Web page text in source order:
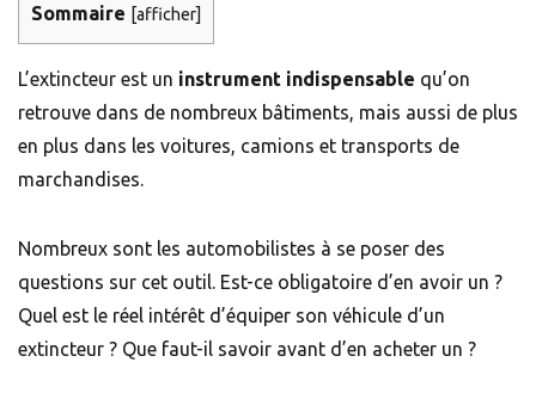
Sommaire [afficher]
L’extincteur est un instrument indispensable qu’on
retrouve dans de nombreux bâtiments, mais aussi de plus
en plus dans les voitures, camions et transports de
marchandises.
Nombreux sont les automobilistes à se poser des
questions sur cet outil. Est-ce obligatoire d’en avoir un ?
Quel est le réel intérêt d’équiper son véhicule d’un
extincteur ? Que faut-il savoir avant d’en acheter un ?